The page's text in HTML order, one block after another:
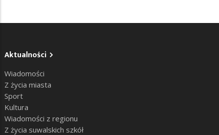
Aktualności
Wiadomości
Z życia miasta
Sport
Kultura
Wiadomości z regionu
Z życia suwalskich szkół